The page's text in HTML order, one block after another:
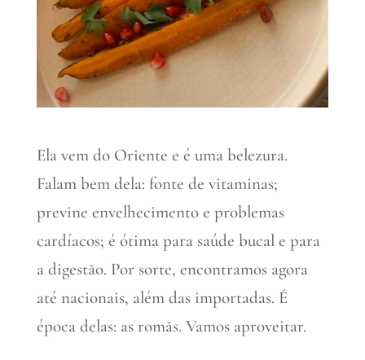
Ela vem do Oriente e é uma belezura.
Falam bem dela: fonte de vitaminas;
previne envelhecimento e problemas
cardíacos; é ótima para saúde bucal e para
a digestão. Por sorte, encontramos agora
até nacionais, além das importadas. É
época delas: as romãs. Vamos aproveitar.